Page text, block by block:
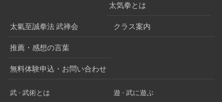
太気拳とは
太氣至誠拳法 武禅会 クラス案内
推薦・感想の言葉
無料体験申込・お問い合わせ
武 - 武術とは 遊 - 武に遊ぶ